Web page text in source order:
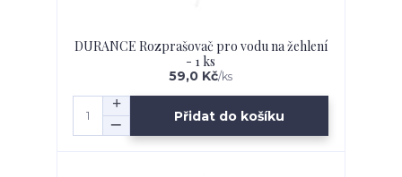
DURANCE Rozprašovač pro vodu na žehlení
- 1 ks
59,0 Kč/ks
Přidat do košíku